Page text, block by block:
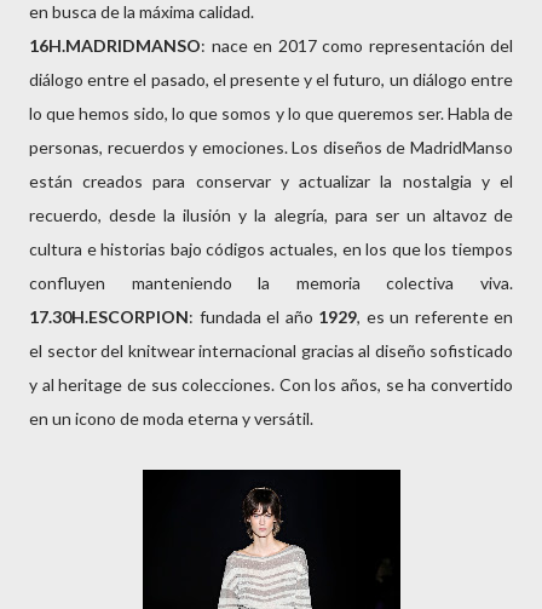
en busca de la máxima calidad.
16H.MADRIDMANSO: nace en 2017 como representación del
diálogo entre el pasado, el presente y el futuro, un diálogo entre
lo que hemos sido, lo que somos y lo que queremos ser. Habla de
personas, recuerdos y emociones. Los diseños de MadridManso
están creados para conservar y actualizar la nostalgia y el
recuerdo, desde la ilusión y la alegría, para ser un altavoz de
cultura e historias bajo códigos actuales, en los que los tiempos
confluyen manteniendo la memoria colectiva viva.
17.30H.ESCORPION: fundada el año 1929, es un referente en
el sector del knitwear internacional gracias al diseño sofisticado
y al heritage de sus colecciones. Con los años, se ha convertido
en un icono de moda eterna y versátil.